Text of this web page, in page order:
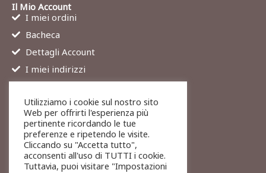
Il Mio Account
I miei ordini
Bacheca
Dettagli Account
I miei indirizzi
Chi siamo
Services
Blog
Contatti
Utilizziamo i cookie sul nostro sito
Web per offrirti l'esperienza più
pertinente ricordando le tue
preferenze e ripetendo le visite.
Cliccando su "Accetta tutto",
acconsenti all'uso di TUTTI i cookie.
Tuttavia, puoi visitare "Impostazioni